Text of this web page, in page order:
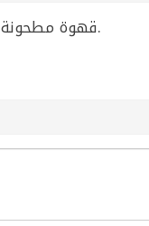
قهوة مطحونة ناعمة مع هال (هيل) بكمية إضافية لتعطي رائحة أقوى وطعم عربي أصيل.